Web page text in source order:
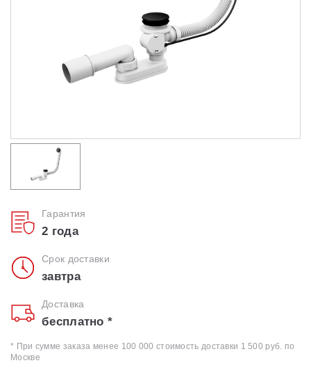
Сиденья OVO для душевых уголков
Полотенцесушители
Гидромассаж для ванны
Умывальники
Средства ухода
Гарантия
2 года
Срок доставки
завтра
Доставка
бесплатно *
* При сумме заказа менее 100 000 стоимость доставки 1 500 руб. по
Москве